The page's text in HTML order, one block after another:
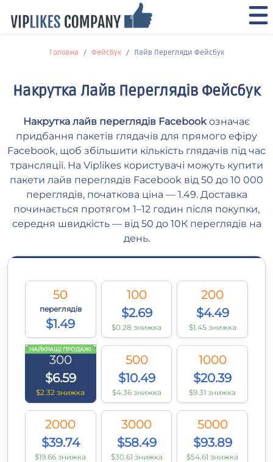
Головна Фейсбук Лайв Перегляди Фейсбук
Накрутка Лайв Переглядів Фейсбук
Накрутка лайв переглядів Facebookозначає
придбання пакетів глядачів для прямого ефіру
Facebook, щоб збільшити кількість глядачів під час
трансляції. На Viplikes користувачі можуть купити
пакети лайв переглядів Facebook від 50 до 10 000
переглядів, початкова ціна — 1.49. Доставка
починається протягом 1–12 годин після покупки,
середня швидкість — від 50 до 10К переглядів на
день.
50
переглядів
$1.49
100
$2.69
$0.28 знижка
200
$4.49
$1.45 знижка
НАЙКРАЩІ ПРОДАЖІ
300
$6.59
$2.32 знижка
500
$10.49
$4.36 знижка
1000
$20.39
$9.31 знижка
2000
$39.74
$19.66 знижка
3000
$58.49
$30.61 знижка
5000
$93.89
$54.61 знижка